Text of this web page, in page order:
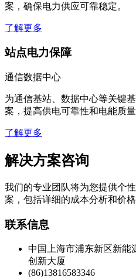
案，确保电力供应可靠稳定。
了解更多
站点电力保障
通信数据中心
为通信基站、数据中心等关键
案，提高供电可靠性和电能质量
了解更多
解决方案咨询
我们的专业团队将为您提供个
案，包括详细的成本分析和价格
联系信息
中国上海市浦东新区新能
创新大厦
(86)13816583346